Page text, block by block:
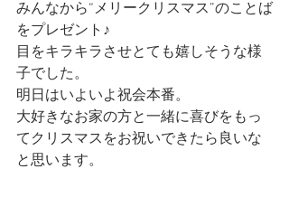
みんなから“メリークリスマス”のことば
をプレゼント♪
目をキラキラさせとても嬉しそうな様
子でした。
明日はいよいよ祝会本番。
大好きなお家の方と一緒に喜びをもっ
てクリスマスをお祝いできたら良いな
と思います。